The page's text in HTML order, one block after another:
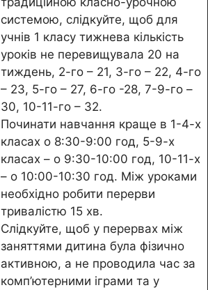
системою, слідкуйте, щоб для
учнів 1 класу тижнева кількість
уроків не перевищувала 20 на
тиждень, 2-го – 21, 3-го – 22, 4-го
– 23, 5-го – 27, 6-го -28, 7-9-го –
30, 10-11-го – 32.
Починати навчання краще в 1-4-х
класах о 8:30-9:00 год, 5-9-х
класах – о 9:30-10:00 год, 10-11-х
– о 10:00-10:30 год. Між уроками
необхідно робити перерви
тривалістю 15 хв.
Слідкуйте, щоб у перервах між
заняттями дитина була фізично
активною, а не проводила час за
комп’ютерними іграми та у